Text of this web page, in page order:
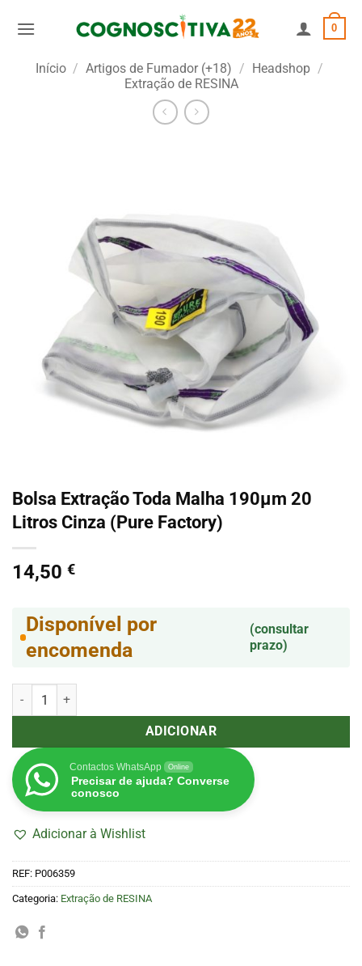
0
Início / Artigos de Fumador (+18) / Headshop /
Extração de RESINA
Bolsa Extração Toda Malha 190µm 20
Litros Cinza (Pure Factory)
14,50 €
Disponível por
encomenda
(consultar
prazo)
Quantidade de Bolsa Extração Toda Malha 190µm 20 Litros Cinza
ADICIONAR
Contactos WhatsApp Online
Precisar de ajuda? Converse
conosco
Adicionar à Wishlist
REF: P006359
Categoria: Extração de RESINA